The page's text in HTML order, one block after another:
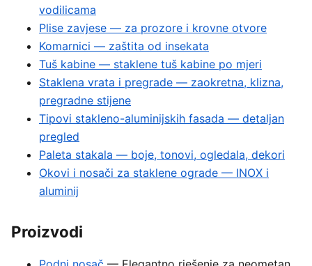
vodilicama
Plise zavjese — za prozore i krovne otvore
Komarnici — zaštita od insekata
Tuš kabine — staklene tuš kabine po mjeri
Staklena vrata i pregrade — zaokretna, klizna,
pregradne stijene
Tipovi stakleno-aluminijskih fasada — detaljan
pregled
Paleta stakala — boje, tonovi, ogledala, dekori
Okovi i nosači za staklene ograde — INOX i
aluminij
Proizvodi